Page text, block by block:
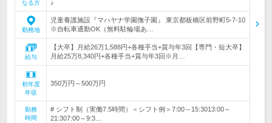
なる方
♪
勤務地
児童養護施設『マハヤナ学園撫子園』 東京都板橋区前野町5-7-10
※自転車通勤OK（無料駐輪場あ…
給与
【大卒】月給26万1,588円+各種手当+賞与年3回【専門・短大卒】
月給25万8,340円+各種手当+賞与年3回※月…
初年度
年収
350万円～500万円
勤務
時間
# シフト制（実働7.5時間）＜シフト例＞7:00～15:3013:00～
21:307:00～9:3…